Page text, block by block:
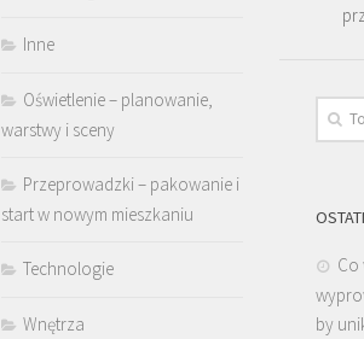
by
Inne
Oświetlenie – planowanie,
warstwy i sceny
Przeprowadzki – pakowanie i
start w nowym mieszkaniu
Technologie
Wnętrza